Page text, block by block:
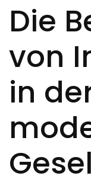
Die
von
in